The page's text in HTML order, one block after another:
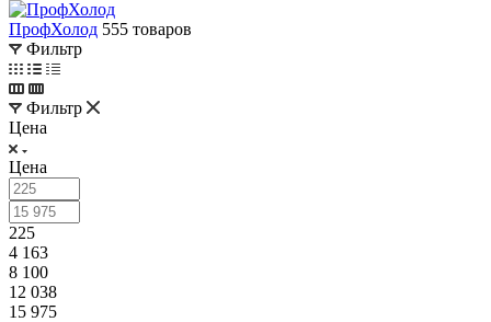
ПрофХолод 555 товаров
Фильтр
Фильтр
Цена
Цена
225
4 163
8 100
12 038
15 975